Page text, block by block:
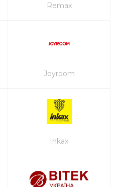
Remax
Joyroom
Inkax